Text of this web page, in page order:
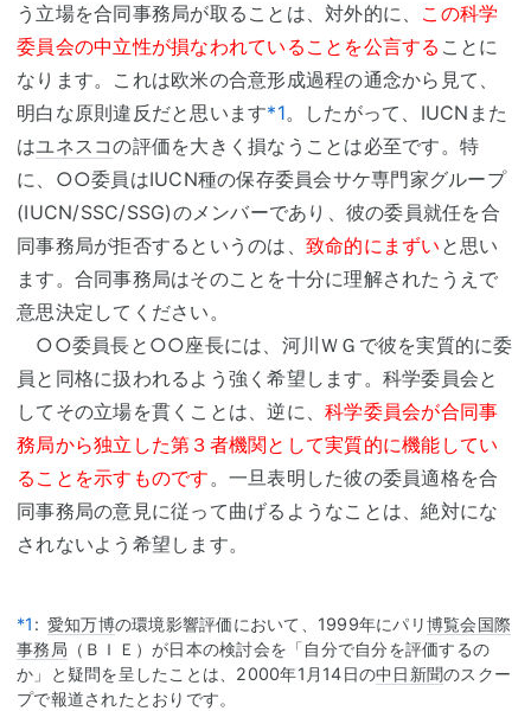
う立場を合同事務局が取ることは、対外的に、 この科学
委員会の中立性が損なわれていることを公言する ことに
なります。これは欧米の合意形成過程の通念から見て、
明白な原則違反だと思います*1。したがって、IUCNまた
はユネスコの評価を大きく損なうことは必至です。特
に、○○委員はIUCN種の保存委員会サケ専門家グループ
(IUCN/SSC/SSG)のメンバーであり、彼の委員就任を合
同事務局が拒否するというのは、 致命的にまずい と思い
ます。合同事務局はそのことを十分に理解されたうえで
意思決定してください。
○○委員長と○○座長には、河川ＷＧで彼を実質的に委
員と同格に扱われるよう強く希望します。科学委員会と
してその立場を貫くことは、逆に、 科学委員会が合同事
務局から独立した第３者機関として実質的に機能してい
ることを示すものです。一旦表明した彼の委員適格を合
同事務局の意見に従って曲げるようなことは、絶対にな
されないよう希望します。
*1 : 愛知万博の環境影響評価において、1999年にパリ博覧会国際
事務局 （ＢＩＥ）が日本の検討会を「自分で自分を評価するの
か」と疑問を呈したことは、2000年1月14日の中日新聞のスクー
プで報道されたとおりです。